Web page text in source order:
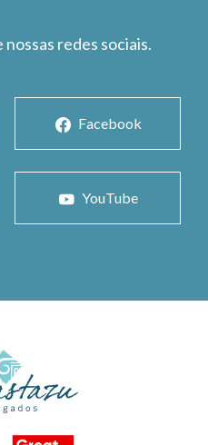
redes sociais.
Facebook
YouTube